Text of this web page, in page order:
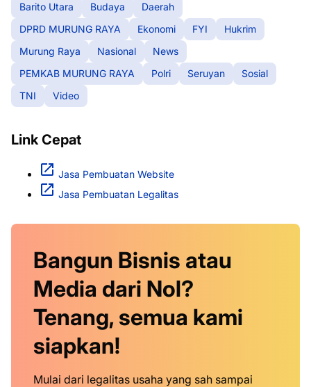
Barito Utara
Budaya
Daerah
DPRD MURUNG RAYA
Ekonomi FYI
Hukrim
Murung Raya
Nasional
News
PEMKAB MURUNG RAYA
Polri Seruyan
Sosial
TNI
Video
Link Cepat
Jasa Pembuatan Website
Jasa Pembuatan Legalitas
Bangun Bisnis atau
Media dari Nol?
Tenang, semua kami
siapkan!
Mulai dari legalitas usaha yang sah sampai